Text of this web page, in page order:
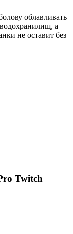
облавливать
а
не оставит без
Twitch